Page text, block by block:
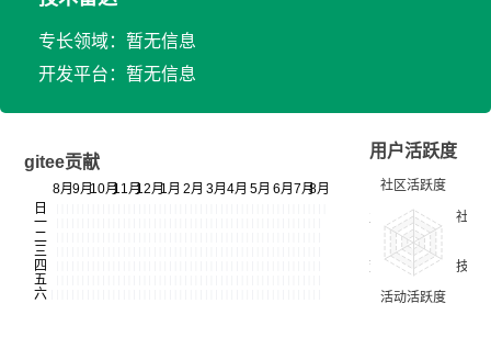
专长领域：暂无信息
开发平台：暂无信息
gitee贡献
用户活跃度